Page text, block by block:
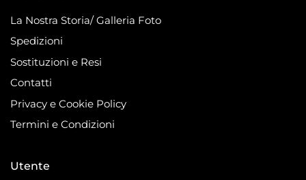
La Nostra Storia/ Galleria Foto
Spedizioni
Sostituzioni e Resi
Contatti
Privacy e Cookie Policy
Termini e Condizioni
Utente